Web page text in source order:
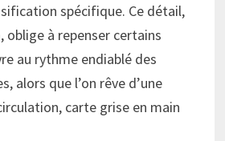
spécifique. Ce détail,
oblige à repenser certains
au rythme endiablé des
alors que l’on rêve d’une
carte grise en main